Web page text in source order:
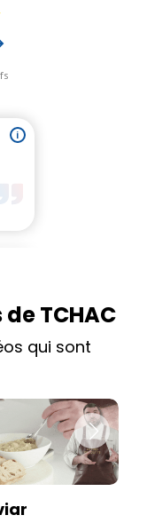
TCHAC
qui sont
tonnato